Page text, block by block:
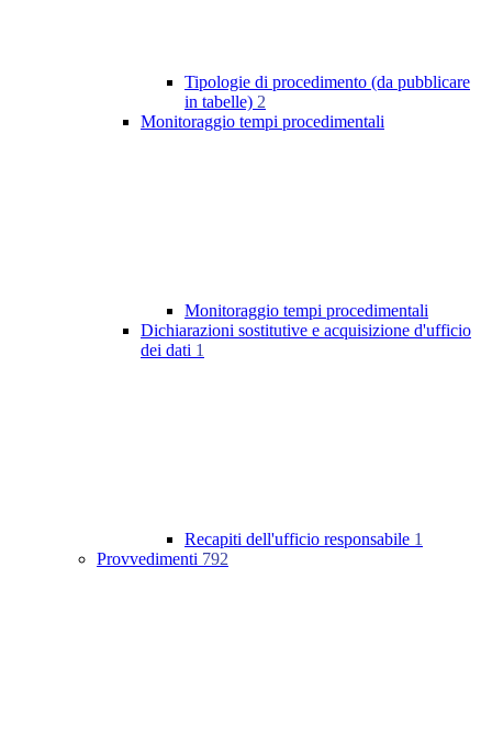
Tipologie di procedimento (da pubblicare
in tabelle) 2
Monitoraggio tempi procedimentali
Monitoraggio tempi procedimentali
Dichiarazioni sostitutive e acquisizione d'ufficio
dei dati 1
Recapiti dell'ufficio responsabile 1
Provvedimenti 792